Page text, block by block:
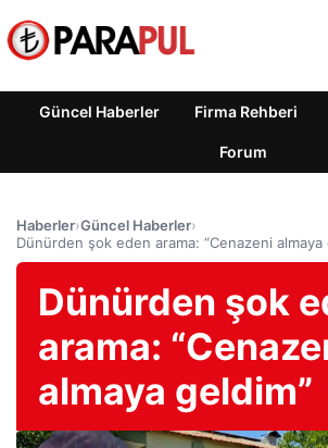
Güncel Haberler Firma Rehberi
Forum
Haberler›Güncel Haberler›
Dünürden şok eden arama: “Cenazeni almaya
Dünürden şok
arama:
almaya geldim”